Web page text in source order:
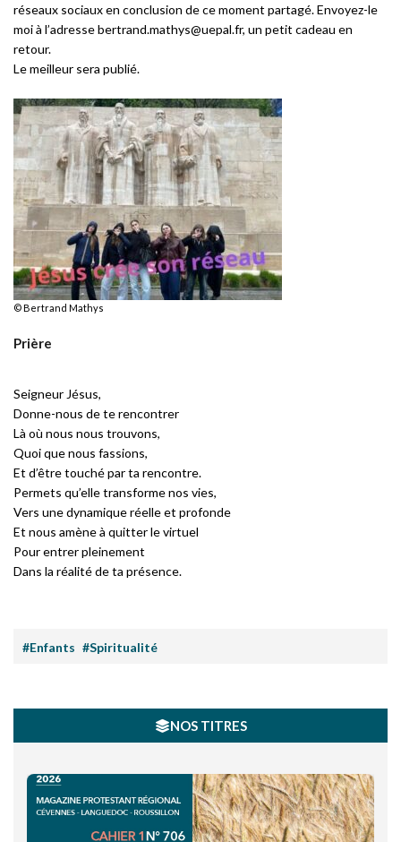
réseaux sociaux en conclusion de ce moment partagé. Envoyez-le
moi à l’adresse bertrand.mathys@uepal.fr, un petit cadeau en
retour.
Le meilleur sera publié.
© Bertrand Mathys
Prière
Seigneur Jésus,
Donne-nous de te rencontrer
Là où nous nous trouvons,
Quoi que nous fassions,
Et d’être touché par ta rencontre.
Permets qu’elle transforme nos vies,
Vers une dynamique réelle et profonde
Et nous amène à quitter le virtuel
Pour entrer pleinement
Dans la réalité de ta présence.
#Enfants #Spiritualité
NOS TITRES